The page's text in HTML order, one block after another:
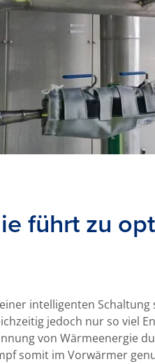
führt zu
intelligenten Schaltung
jedoch nur so viel
von Wärmeenergie
somit im Vorwärmer